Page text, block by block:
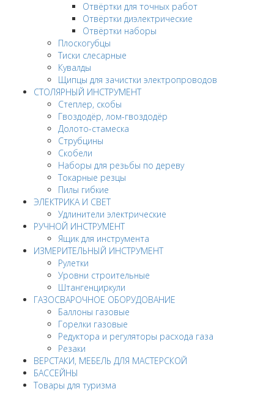
Отвёртки для точных работ
Отвёртки диэлектрические
Отвёртки наборы
Плоскогубцы
Тиски слесарные
Кувалды
Щипцы для зачистки электропроводов
СТОЛЯРНЫЙ ИНСТРУМЕНТ
Степлер, скобы
Гвоздодёр, лом-гвоздодёр
Долото-стамеска
Струбцины
Скобели
Наборы для резьбы по дереву
Токарные резцы
Пилы гибкие
ЭЛЕКТРИКА И СВЕТ
Удлинители электрические
РУЧНОЙ ИНСТРУМЕНТ
Ящик для инструмента
ИЗМЕРИТЕЛЬНЫЙ ИНСТРУМЕНТ
Рулетки
Уровни строительные
Штангенциркули
ГАЗОСВАРОЧНОЕ ОБОРУДОВАНИЕ
Баллоны газовые
Горелки газовые
Редуктора и регуляторы расхода газа
Резаки
ВЕРСТАКИ, МЕБЕЛЬ ДЛЯ МАСТЕРСКОЙ
БАССЕЙНЫ
Товары для туризма